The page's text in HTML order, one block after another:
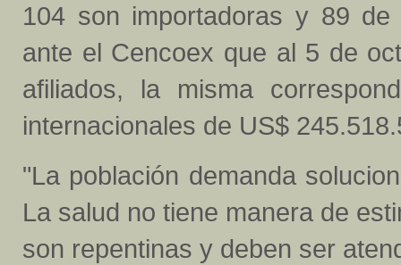
104 son importadoras y 89 de
ante el Cencoex que al 5 de
afiliados, la misma
internacionales de US$
"La población demanda
La salud no tiene manera de
son repentinas y deben ser